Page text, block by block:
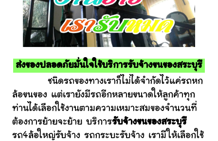
ส่งของปลอดภัยมั่นใจใช้บริการรับจ้างขนของสระบุรี
ชนิดรถของทางเราก็ไม่ได้จำกัดไว้แค่รถหก
ล้อขนของ แต่เรายังมีรถอีกหลายขนาดให้ลูกค้าทุก
ท่านได้เลือกใช้งานตามความเหมาะสมของจำนวนที่
ต้องการย้ายจะย้าย บริการรับจ้างขนของสระบุรี
รถ4ล้อใหญ่รับจ้าง รถกระบะรับจ้าง เรามีให้เลือกใช้